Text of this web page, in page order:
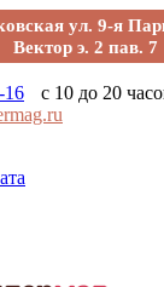
ул. 9-я
Вектор э. 2 пав. 7
16
с 10 до 20